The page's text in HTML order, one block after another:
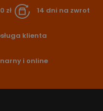
zł 14 dni na zwrot
klienta
i online